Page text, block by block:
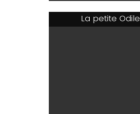
La petite Odile